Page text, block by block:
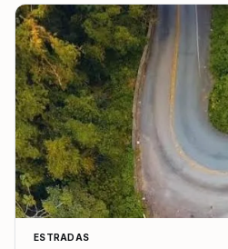
ESTRADAS